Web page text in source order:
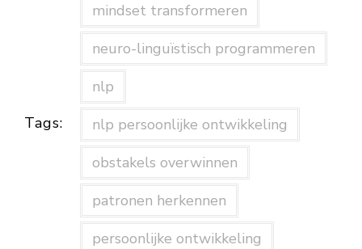
Tags:
mindset transformeren
neuro-linguïstisch programmeren
nlp
nlp persoonlijke ontwikkeling
obstakels overwinnen
patronen herkennen
persoonlijke ontwikkeling